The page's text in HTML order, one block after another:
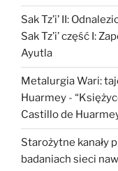
Sak Tz’i’ II:
Sak Tz’i’ część I:
Ayutla
Metalurgia Wari:
Huarmey -
Castillo de
Starożytne kanały
badaniach sieci